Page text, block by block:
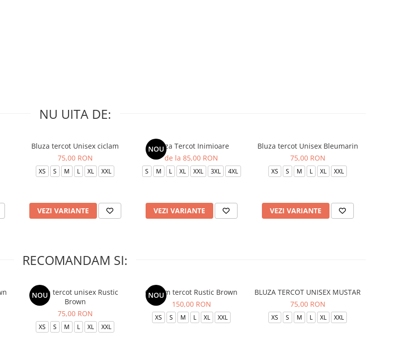
NU UITA DE:
Bluza tercot Unisex ciclam
75,00 RON
XS S M L XL XXL
VEZI VARIANTE
NOU
Bluza Tercot Inimioare
de la 85,00 RON
S M L XL XXL 3XL 4XL
VEZI VARIANTE
Bluza tercot Unisex Bleumarin
75,00 RON
XS S M L XL XXL
VEZI VARIANTE
RECOMANDAM SI:
NOU
Bluza tercot unisex Rustic
Brown
75,00 RON
XS S M L XL XXL
NOU
Costum tercot Rustic Brown
150,00 RON
XS S M L XL XXL
BLUZA TERCOT UNISEX MUSTAR
75,00 RON
XS S M L XL XXL